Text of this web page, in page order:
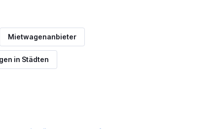
Mietwagenanbieter
in Städten